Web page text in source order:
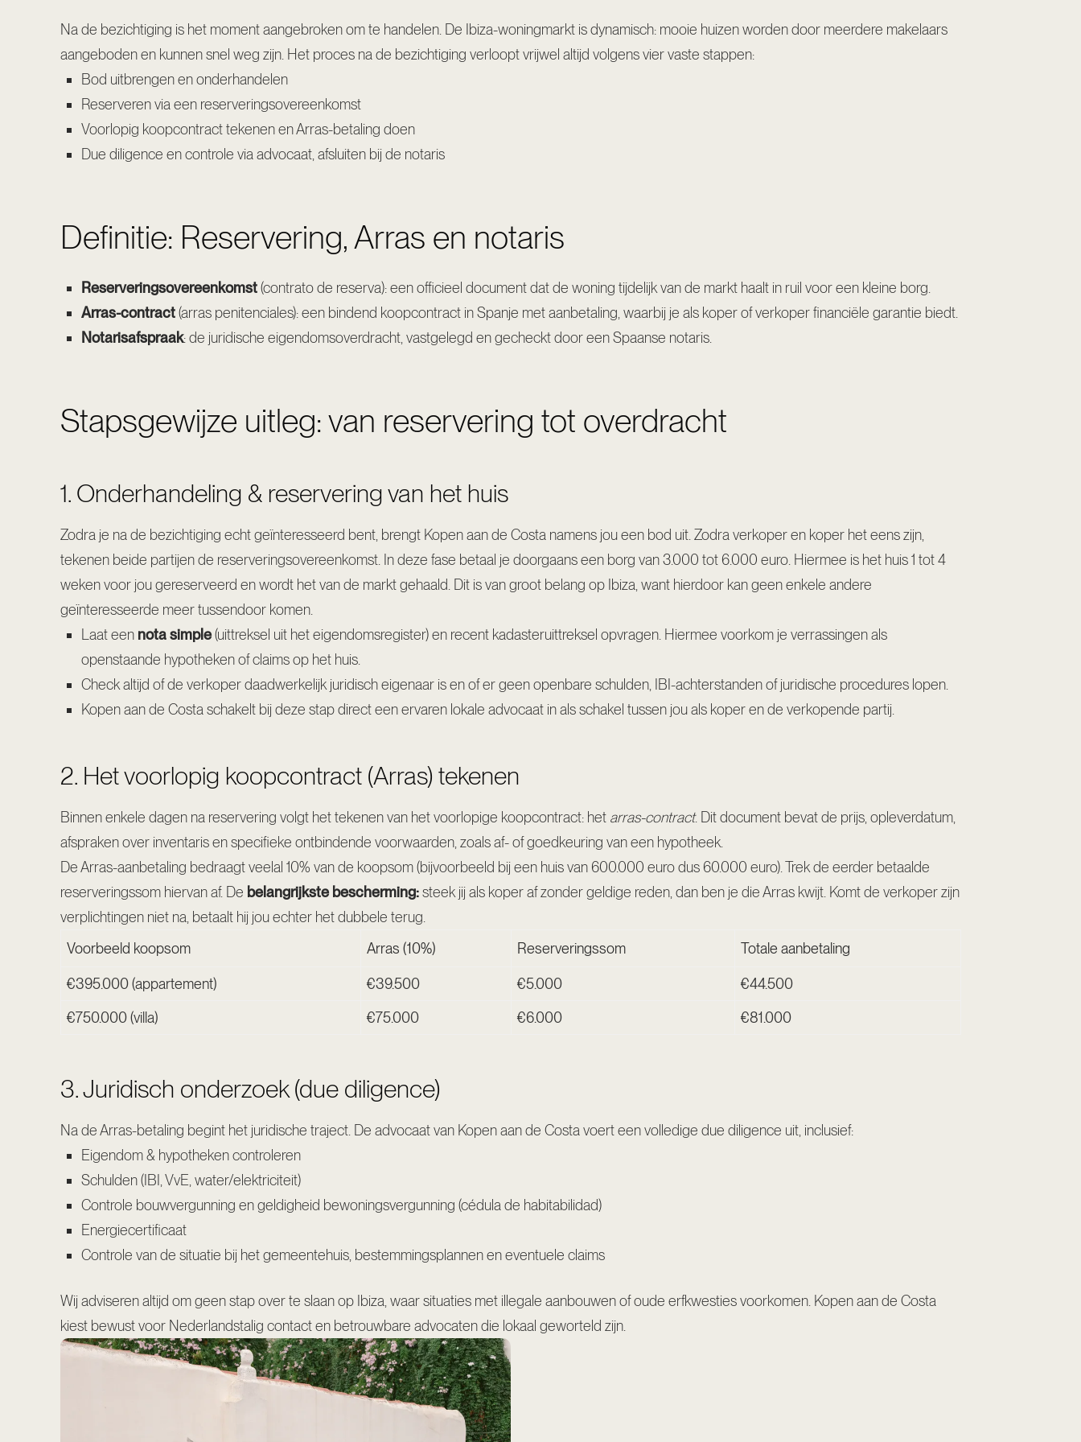
Na de bezichtiging is het moment aangebroken om te handelen. De Ibiza-woningmarkt is dynamisch: mooie huizen worden door meerdere makelaars
aangeboden en kunnen snel weg zijn. Het proces na de bezichtiging verloopt vrijwel altijd volgens vier vaste stappen:
Bod uitbrengen en onderhandelen
Reserveren via een reserveringsovereenkomst
Voorlopig koopcontract tekenen en Arras-betaling doen
Due diligence en controle via advocaat, afsluiten bij de notaris
Definitie: Reservering, Arras en notaris
Reserveringsovereenkomst(contrato de reserva): een officieel document dat de woning tijdelijk van de markt haalt in ruil voor een kleine borg.
Arras-contract(arras penitenciales): een bindend koopcontract in Spanje met aanbetaling, waarbij je als koper of verkoper financiële garantie biedt.
Notarisafspraak: de juridische eigendomsoverdracht, vastgelegd en gecheckt door een Spaanse notaris.
Stapsgewijze uitleg: van reservering tot overdracht
1. Onderhandeling & reservering van het huis
Zodra je na de bezichtiging echt geïnteresseerd bent, brengt Kopen aan de Costa namens jou een bod uit. Zodra verkoper en koper het eens zijn,
tekenen beide partijen de reserveringsovereenkomst. In deze fase betaal je doorgaans een borg van 3.000 tot 6.000 euro. Hiermee is het huis 1 tot 4
weken voor jou gereserveerd en wordt het van de markt gehaald. Dit is van groot belang op Ibiza, want hierdoor kan geen enkele andere
geïnteresseerde meer tussendoor komen.
Laat een nota simple(uittreksel uit het eigendomsregister) en recent kadasteruittreksel opvragen. Hiermee voorkom je verrassingen als
openstaande hypotheken of claims op het huis.
Check altijd of de verkoper daadwerkelijk juridisch eigenaar is en of er geen openbare schulden, IBI-achterstanden of juridische procedures lopen.
Kopen aan de Costa schakelt bij deze stap direct een ervaren lokale advocaat in als schakel tussen jou als koper en de verkopende partij.
2. Het voorlopig koopcontract (Arras) tekenen
Binnen enkele dagen na reservering volgt het tekenen van het voorlopige koopcontract: het arras-contract. Dit document bevat de prijs, opleverdatum,
afspraken over inventaris en specifieke ontbindende voorwaarden, zoals af- of goedkeuring van een hypotheek.
De Arras-aanbetaling bedraagt veelal 10% van de koopsom (bijvoorbeeld bij een huis van 600.000 euro dus 60.000 euro). Trek de eerder betaalde
reserveringssom hiervan af. De belangrijkste bescherming:steek jij als koper af zonder geldige reden, dan ben je die Arras kwijt. Komt de verkoper zijn
verplichtingen niet na, betaalt hij jou echter het dubbele terug.
Voorbeeld koopsom
Arras (10%) Reserveringssom Totale aanbetaling
€395.000 (appartement) €39.500 €5.000
€44.500
€750.000 (villa)
€75.000 €6.000 €81.000
3. Juridisch onderzoek (due diligence)
Na de Arras-betaling begint het juridische traject. De advocaat van Kopen aan de Costa voert een volledige due diligence uit, inclusief:
Eigendom & hypotheken controleren
Schulden (IBI, VvE, water/elektriciteit)
Controle bouwvergunning en geldigheid bewoningsvergunning (cédula de habitabilidad)
Energiecertificaat
Controle van de situatie bij het gemeentehuis, bestemmingsplannen en eventuele claims
Wij adviseren altijd om geen stap over te slaan op Ibiza, waar situaties met illegale aanbouwen of oude erfkwesties voorkomen. Kopen aan de Costa
kiest bewust voor Nederlandstalig contact en betrouwbare advocaten die lokaal geworteld zijn.